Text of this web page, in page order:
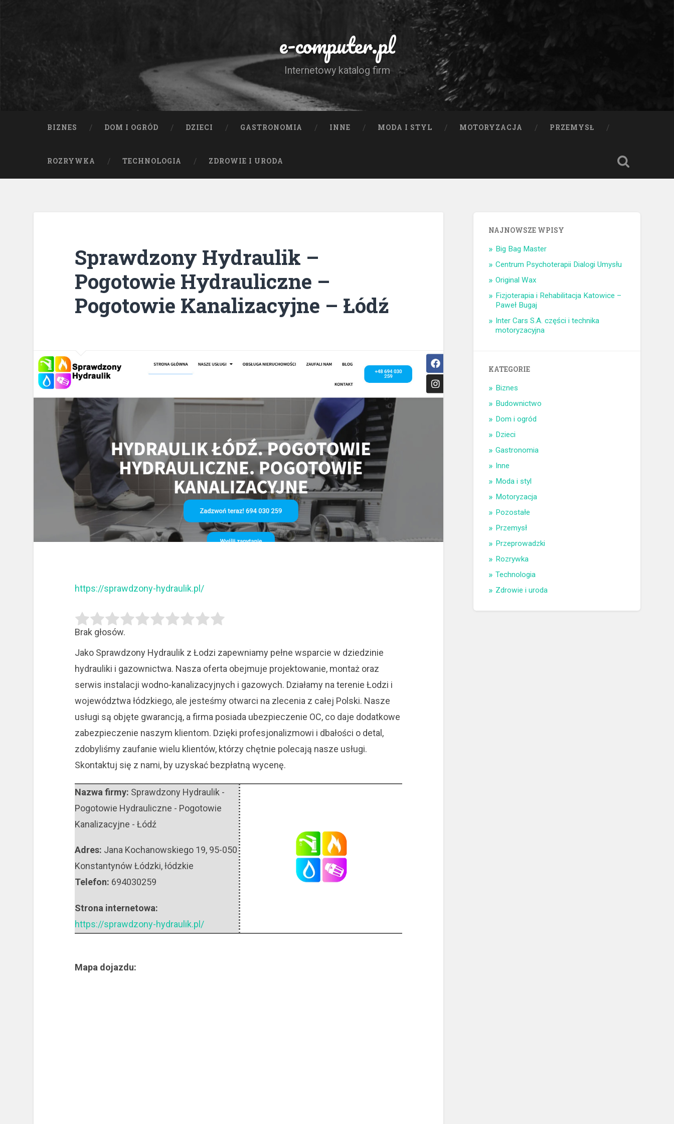
e-computer.pl
Internetowy katalog firm
BIZNES DOM I OGRÓD DZIECI GASTRONOMIA INNE MODA I STYL MOTORYZACJA PRZEMYSŁ
ROZRYWKA TECHNOLOGIA ZDROWIE I URODA
Sprawdzony Hydraulik –
Pogotowie Hydrauliczne –
Pogotowie Kanalizacyjne – Łódź
https://sprawdzony-hydraulik.pl/
Brak głosów.
Jako Sprawdzony Hydraulik z Łodzi zapewniamy pełne wsparcie w dziedzinie
hydrauliki i gazownictwa. Nasza oferta obejmuje projektowanie, montaż oraz
serwis instalacji wodno-kanalizacyjnych i gazowych. Działamy na terenie Łodzi i
województwa łódzkiego, ale jesteśmy otwarci na zlecenia z całej Polski. Nasze
usługi są objęte gwarancją, a firma posiada ubezpieczenie OC, co daje dodatkowe
zabezpieczenie naszym klientom. Dzięki profesjonalizmowi i dbałości o detal,
zdobyliśmy zaufanie wielu klientów, którzy chętnie polecają nasze usługi.
Skontaktuj się z nami, by uzyskać bezpłatną wycenę.
Nazwa firmy: Sprawdzony Hydraulik -
Pogotowie Hydrauliczne - Pogotowie
Kanalizacyjne - Łódź
Adres: Jana Kochanowskiego 19, 95-050
Konstantynów Łódzki,łódzkie
Telefon: 694030259
Strona internetowa:
https://sprawdzony-hydraulik.pl/
Mapa dojazdu:
NAJNOWSZE WPISY
Big Bag Master
Centrum Psychoterapii Dialogi Umysłu
Original Wax
Fizjoterapia i Rehabilitacja Katowice –
Paweł Bugaj
Inter Cars S.A. części i technika
motoryzacyjna
KATEGORIE
Biznes
Budownictwo
Dom i ogród
Dzieci
Gastronomia
Inne
Moda i styl
Motoryzacja
Pozostałe
Przemysł
Przeprowadzki
Rozrywka
Technologia
Zdrowie i uroda